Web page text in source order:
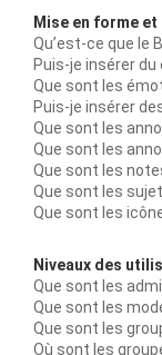
Mise en forme
Qu’est-ce que le
Puis-je insérer du
Que sont les
Puis-je insérer
Que sont les
Que sont les
Que sont les
Que sont les
Que sont les
Niveaux des
Que sont les
Que sont les
Que sont les
Où sont les